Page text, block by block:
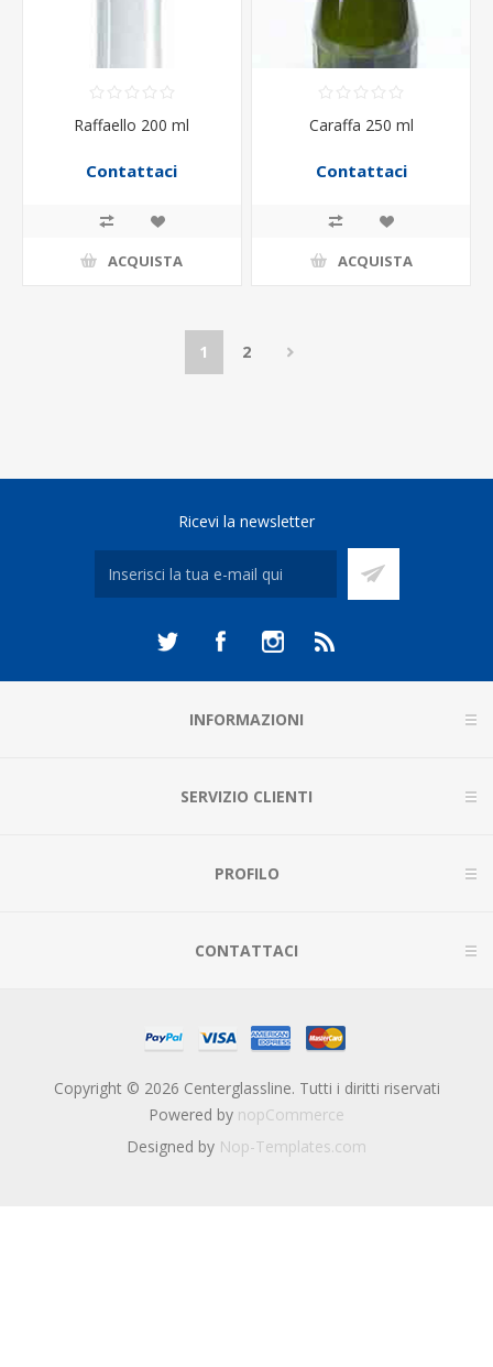
Raffaello 200 ml
Contattaci
ACQUISTA
Caraffa 250 ml
Contattaci
ACQUISTA
1 2
Ricevi la newsletter
INFORMAZIONI
SERVIZIO CLIENTI
PROFILO
CONTATTACI
Copyright © 2026 Centerglassline. Tutti i diritti riservati
Powered by nopCommerce
Designed by Nop-Templates.com